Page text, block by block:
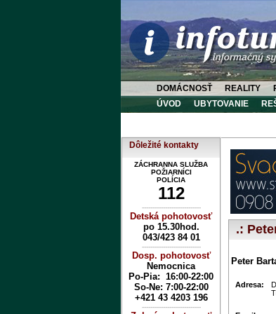
DOMÁCNOSŤ REALITY
ÚVOD
UBYTOVANIE
Dôležité kontakty
ZÁCHRANNA SLUŽBA
POŽIARNÍCI
POLÍCIA
112
----------------------------
Detská pohotovosť
po 15.30hod.
043/423 84 01
----------------------------
Dosp. pohotovosť
Nemocnica
Po-Pia: 16:00-22:00
So-Ne: 7:00-22:00
+421 43 4203 196
----------------------------
.:
Peter
Adresa: